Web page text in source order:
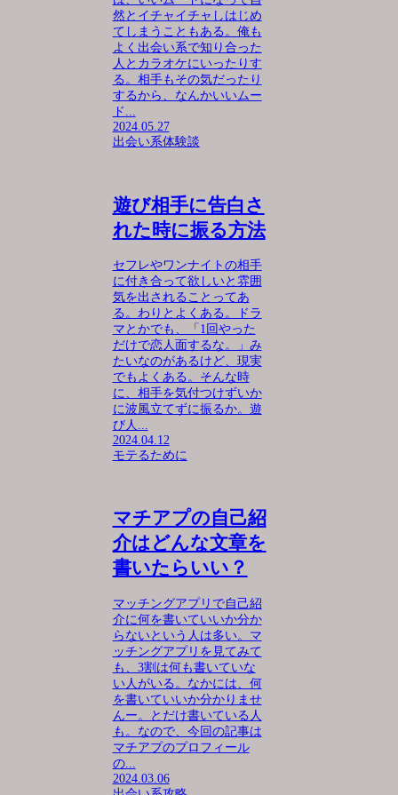
然とイチャイチャしはじめ
てしまうこともある。俺も
よく出会い系で知り合った
人とカラオケにいったりす
る。相手もその気だったり
するから、なんかいいムー
ド...
2024.05.27
出会い系体験談
遊び相手に告白さ
れた時に振る方法
セフレやワンナイトの相手
に付き合って欲しいと雰囲
気を出されることってあ
る。わりとよくある。ドラ
マとかでも、「1回やった
だけで恋人面するな。」み
たいなのがあるけど、現実
でもよくある。そんな時
に、相手を気付つけずいか
に波風立てずに振るか。遊
び人...
2024.04.12
モテるために
マチアプの自己紹
介はどんな文章を
書いたらいい？
マッチングアプリで自己紹
介に何を書いていいか分か
らないという人は多い。マ
ッチングアプリを見てみて
も、3割は何も書いていな
い人がいる。なかには、何
を書いていいか分かりませ
んー。とだけ書いている人
も。なので、今回の記事は
マチアプのプロフィール
の...
2024.03.06